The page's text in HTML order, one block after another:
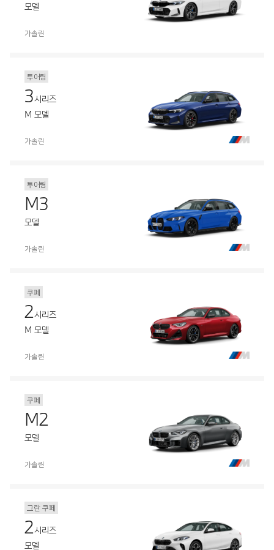
모델
가솔린
투어링
3시리즈
M 모델
가솔린
투어링
M3
모델
가솔린
쿠페
2시리즈
M 모델
가솔린
쿠페
M2
모델
가솔린
그란 쿠페
2시리즈
모델